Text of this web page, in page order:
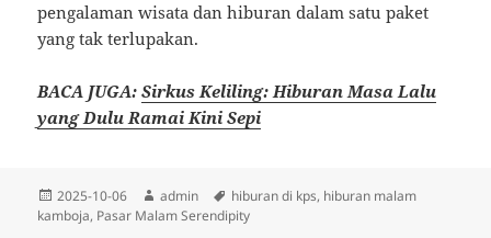
pengalaman wisata dan hiburan dalam satu paket
yang tak terlupakan.
BACA JUGA:Sirkus Keliling: Hiburan Masa Lalu
yang Dulu Ramai Kini Sepi
Diposkan
pada
2025-10-06 Penulis
admin Tag
hiburan di kps, hiburan malam
kamboja, Pasar Malam Serendipity